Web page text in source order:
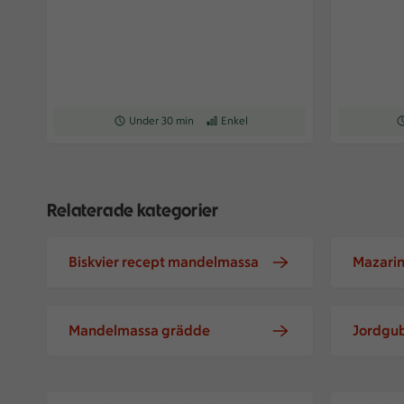
Receptet tar Under 30 min att tillaga
Under 30 min Receptet har Enkel svårighetsgrad
Enkel
Relaterade kategorier
Biskvier recept mandelmassa
Mandelmassa grädde